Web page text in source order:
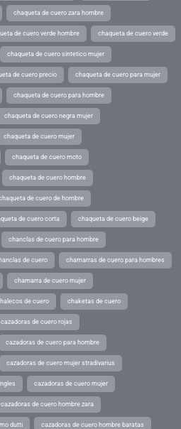
chaqueta de cuero zara hombre
de cuero verde hombre chaqueta de cuero verde
chaqueta de cuero sintetico mujer
de cuero precio chaqueta de cuero para mujer
chaqueta de cuero para hombre
chaqueta de cuero negra mujer
chaqueta de cuero mujer
chaqueta de cuero moto
chaqueta de cuero hombre
de cuero de hombre
de cuero corta chaqueta de cuero beige
chanclas de cuero para hombre
de cuero chamarras de cuero para hombres
chamarra de cuero mujer
de cuero chaketas de cuero
cazadoras de cuero rojas
cazadoras de cuero para hombre
cazadoras de cuero mujer stradivarius
cazadoras de cuero mujer
cazadoras de cuero hombre zara
dutti cazadoras de cuero hombre baratas